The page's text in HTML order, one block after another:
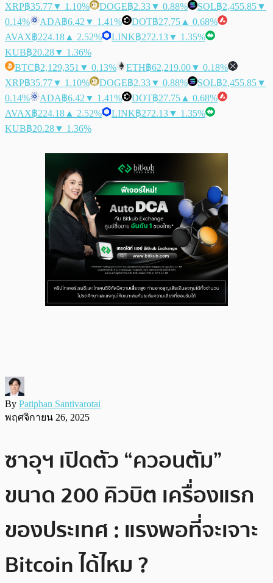
XRP฿35.77▼ 1.10% DOGE฿2.33▼ 0.88% SOL฿2,455.85▼
0.14%
ADA฿6.42 ▼ 1.41% DOT฿27.75 ▲ 0.68%
AVAX฿224.18 ▲ 2.52% LINK฿272.13▼ 1.35%
KUB฿20.28▼ 1.36%
BTC฿2,129,351 ▼ 0.13% ETH฿62,219.00▼ 0.18%
XRP฿35.77▼ 1.10% DOGE฿2.33▼ 0.88% SOL฿2,455.85▼
0.14%
ADA฿6.42 ▼ 1.41% DOT฿27.75 ▲ 0.68%
AVAX฿224.18 ▲ 2.52% LINK฿272.13▼ 1.35%
KUB฿20.28▼ 1.36%
By Patiphan Santivarotai
พฤศจิกายน 26, 2025
ซาอุฯ เปิดตัว “ควอนตัม”
ขนาด 200 คิวบิต เครื่องแรก
ของประเทศ : แรงพอที่จะเจาะ
Bitcoin ได้ไหม ?